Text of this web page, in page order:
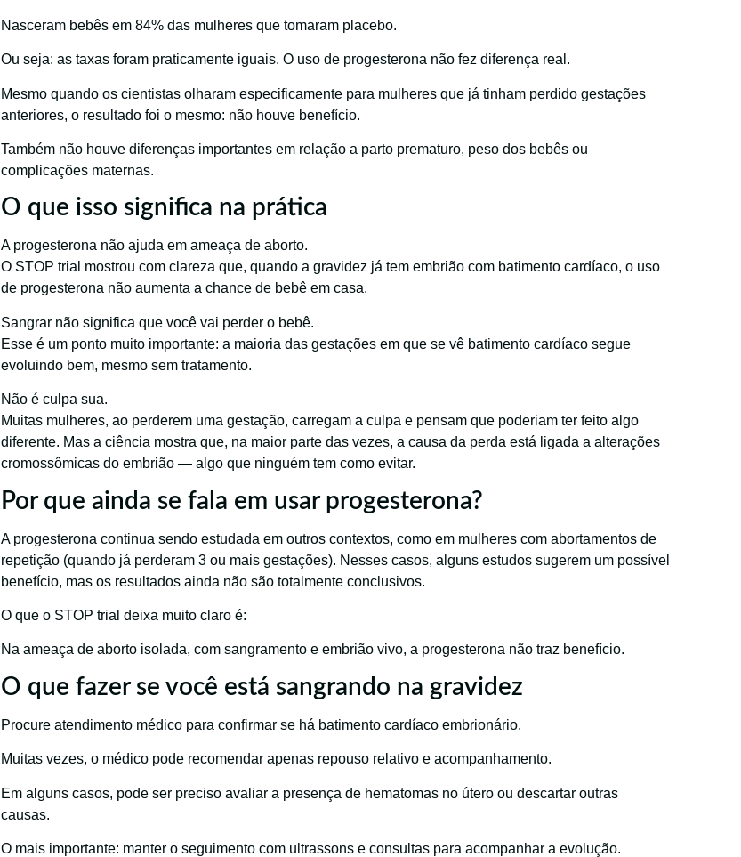
Nasceram bebês em 84% das mulheres que tomaram placebo.
Ou seja: as taxas foram praticamente iguais. O uso de progesterona não fez diferença real.
Mesmo quando os cientistas olharam especificamente para mulheres que já tinham perdido gestações
anteriores, o resultado foi o mesmo: não houve benefício.
Também não houve diferenças importantes em relação a parto prematuro, peso dos bebês ou
complicações maternas.
O que isso significa na prática
A progesterona não ajuda em ameaça de aborto.
O STOP trial mostrou com clareza que, quando a gravidez já tem embrião com batimento cardíaco, o uso
de progesterona não aumenta a chance de bebê em casa.
Sangrar não significa que você vai perder o bebê.
Esse é um ponto muito importante: a maioria das gestações em que se vê batimento cardíaco segue
evoluindo bem, mesmo sem tratamento.
Não é culpa sua.
Muitas mulheres, ao perderem uma gestação, carregam a culpa e pensam que poderiam ter feito algo
diferente. Mas a ciência mostra que, na maior parte das vezes, a causa da perda está ligada a alterações
cromossômicas do embrião — algo que ninguém tem como evitar.
Por que ainda se fala em usar progesterona?
A progesterona continua sendo estudada em outros contextos, como em mulheres com abortamentos de
repetição (quando já perderam 3 ou mais gestações). Nesses casos, alguns estudos sugerem um possível
benefício, mas os resultados ainda não são totalmente conclusivos.
O que o STOP trial deixa muito claro é:
Na ameaça de aborto isolada, com sangramento e embrião vivo, a progesterona não traz benefício.
O que fazer se você está sangrando na gravidez
Procure atendimento médico para confirmar se há batimento cardíaco embrionário.
Muitas vezes, o médico pode recomendar apenas repouso relativo e acompanhamento.
Em alguns casos, pode ser preciso avaliar a presença de hematomas no útero ou descartar outras
causas.
O mais importante: manter o seguimento com ultrassons e consultas para acompanhar a evolução.